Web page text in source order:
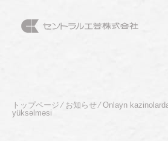
トップページ⁄ お知らせ⁄Onlayn
yüksəlməsi